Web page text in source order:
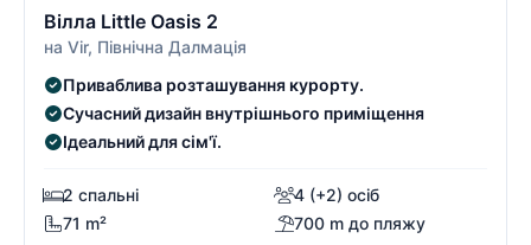
Вілла Little Oasis 2
на Vir, Північна Далмація
Приваблива розташування курорту.
Сучасний дизайн внутрішнього приміщення
Ідеальний для сім'ї.
2 спальні
4 (+2) осіб
71 m²
700 m до пляжу